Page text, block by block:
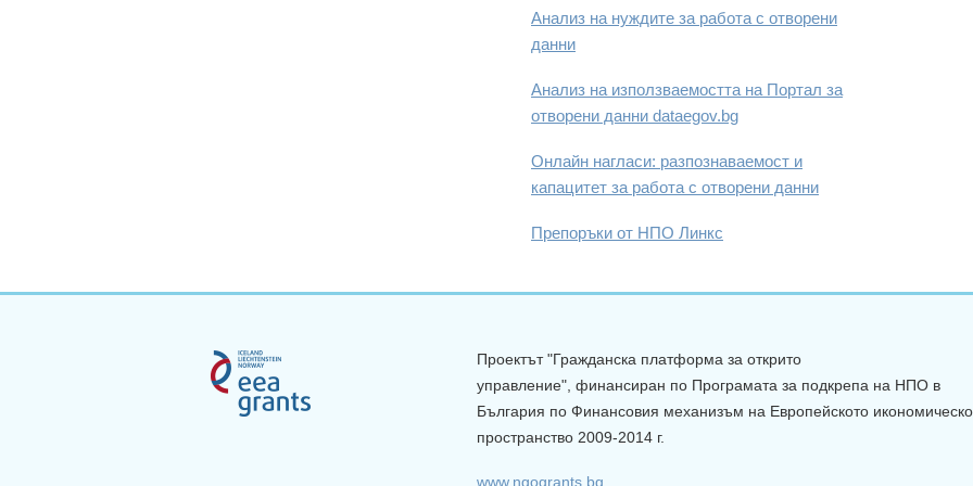
Анализ на нуждите за работа с отворени
данни
Анализ на използваемостта на Портал за
отворени данни dataegov.bg
Онлайн нагласи: разпознаваемост и
капацитет за работа с отворени данни
Препоръки от НПО Линкс
Проектът "Гражданска платформа за открито
управление", финансиран по Програмата за подкрепа на НПО в
България по Финансовия механизъм на Европейското икономическо
пространство 2009-2014 г.
www.ngogrants.bg